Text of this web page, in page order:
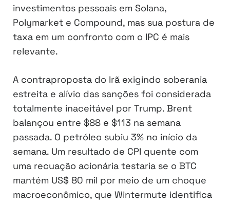
investimentos pessoais em Solana,
Polymarket e Compound, mas sua postura de
taxa em um confronto com o IPC é mais
relevante.
A contraproposta do Irã exigindo soberania
estreita e alívio das sanções foi considerada
totalmente inaceitável por Trump. Brent
balançou entre $88 e $113 na semana
passada. O petróleo subiu 3% no início da
semana. Um resultado de CPI quente com
uma recuação acionária testaria se o BTC
mantém US$ 80 mil por meio de um choque
macroeconômico, que Wintermute identifica